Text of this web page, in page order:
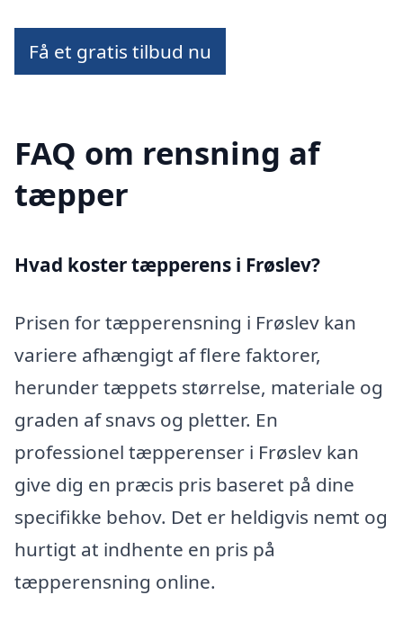
Få et gratis tilbud nu
FAQ om rensning af
tæpper
Hvad koster tæpperens i Frøslev?
Prisen for tæpperensning i Frøslev kan
variere afhængigt af flere faktorer,
herunder tæppets størrelse, materiale og
graden af snavs og pletter. En
professionel tæpperenser i Frøslev kan
give dig en præcis pris baseret på dine
specifikke behov. Det er heldigvis nemt og
hurtigt at indhente en pris på
tæpperensning online.